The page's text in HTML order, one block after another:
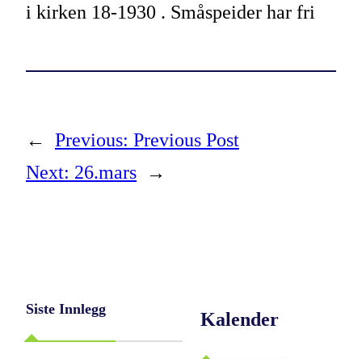
i kirken 18-1930 . Småspeider har fri
← Previous: Previous Post
Next: 26.mars →
Siste Innlegg Kalender